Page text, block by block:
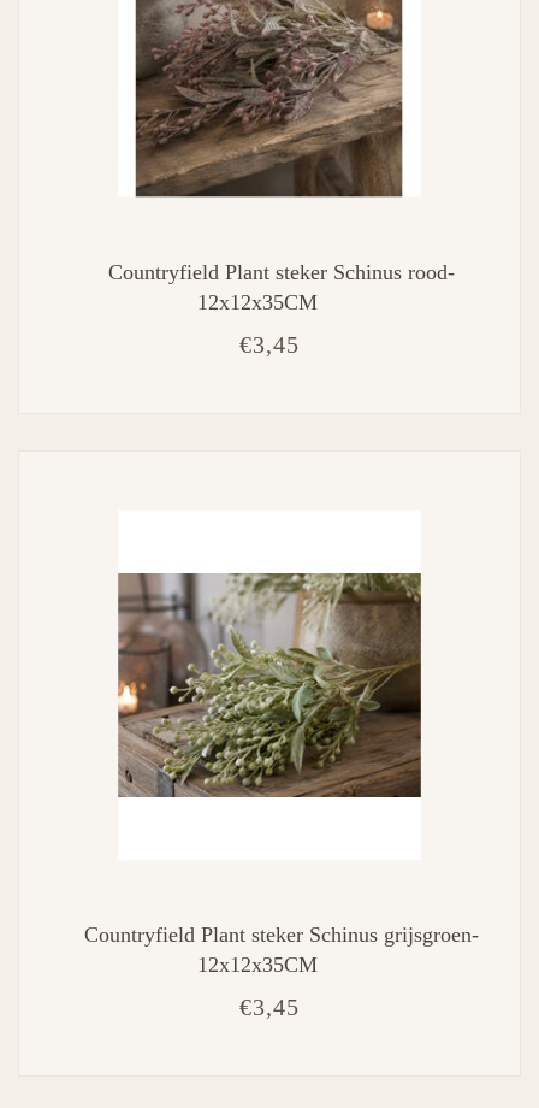
Countryfield Plant steker Schinus rood-
12x12x35CM
€3,45
Countryfield Plant steker Schinus grijsgroen-
12x12x35CM
€3,45